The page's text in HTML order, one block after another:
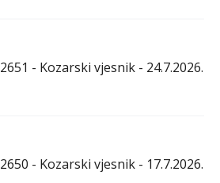
2651 - Kozarski vjesnik - 24.7.2026.
2650 - Kozarski vjesnik - 17.7.2026.